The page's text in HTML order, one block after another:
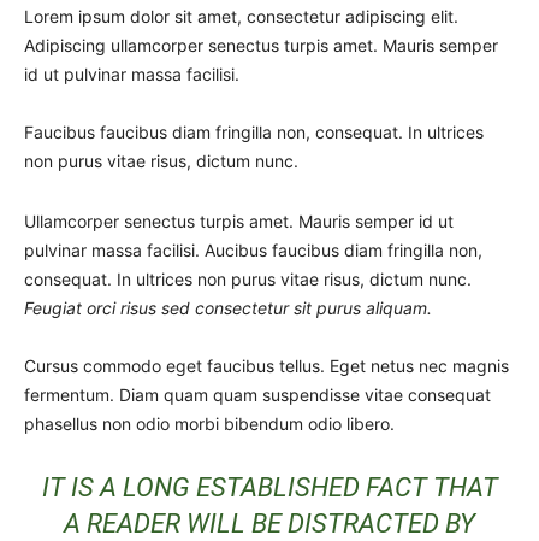
Lorem ipsum dolor sit amet, consectetur adipiscing elit.
Adipiscing ullamcorper senectus turpis amet. Mauris semper
id ut pulvinar massa facilisi.
Faucibus faucibus diam fringilla non, consequat. In ultrices
non purus vitae risus, dictum nunc.
Ullamcorper senectus turpis amet. Mauris semper id ut
pulvinar massa facilisi. Aucibus faucibus diam fringilla non,
consequat. In ultrices non purus vitae risus, dictum nunc.
Feugiat orci risus sed consectetur sit purus aliquam.
Cursus commodo eget faucibus tellus. Eget netus nec magnis
fermentum. Diam quam quam suspendisse vitae consequat
phasellus non odio morbi bibendum odio libero.
IT IS A LONG ESTABLISHED FACT THAT
A READER WILL BE DISTRACTED BY